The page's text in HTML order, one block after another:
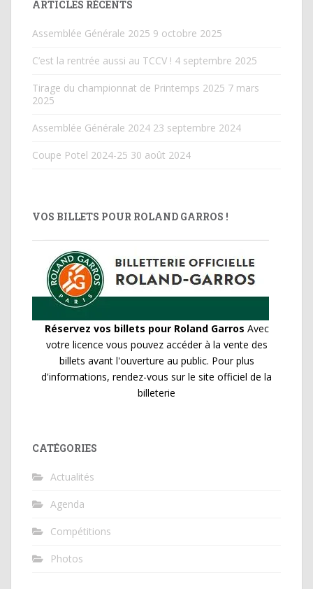
ARTICLES RÉCENTS
Assemblée Générale 2025 9 octobre 2025
C’est la rentrée aussi au TCCV ! 4 septembre 2025
Tirage du championnat de Printemps 2025 7 mars
2025
Assemblée Générale 2024 23 septembre 2024
Coupe Potel 2024-25 30 août 2024
VOS BILLETS POUR ROLAND GARROS !
Réservez vos billets pour Roland Garros Avec
votre licence vous pouvez accéder à la vente des
billets avant l'ouverture au public. Pour plus
d'informations, rendez-vous sur le site officiel de la
billeterie
CATÉGORIES
Actualités
Agenda
Compétitions
Photos